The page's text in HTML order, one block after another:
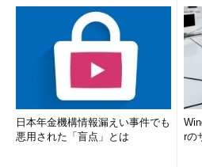
日本年金機構情報漏えい事件でも
悪用された「盲点」とは
rの